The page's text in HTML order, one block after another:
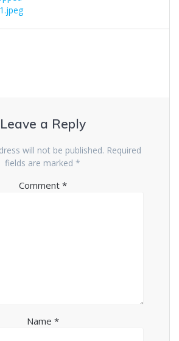
Leave a Reply
will not be published. Required
fields are marked *
Comment *
Name *